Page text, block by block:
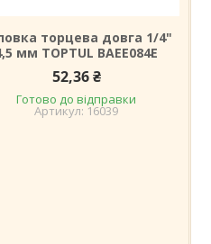
торцева довга 1/4"
мм TOPTUL BAEE084E
52,36 ₴
Готово до відправки
16039